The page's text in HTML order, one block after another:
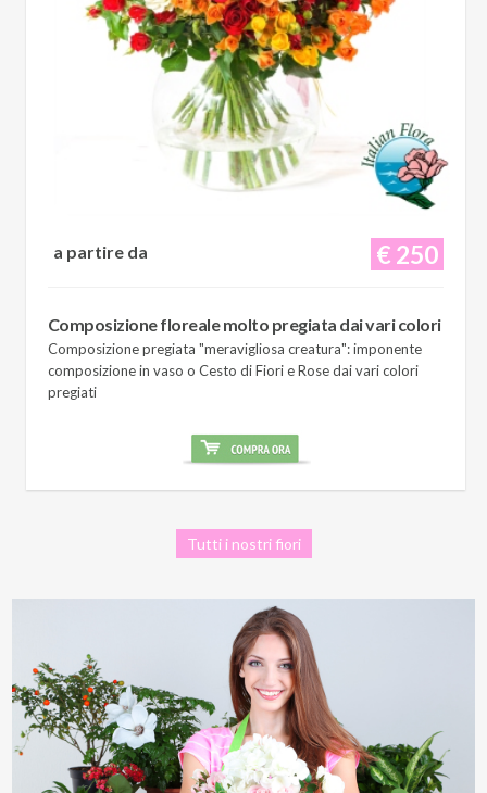
€ 250
a partire da
Composizione floreale molto pregiata dai vari colori
Composizione pregiata "meravigliosa creatura": imponente
composizione in vaso o Cesto di Fiori e Rose dai vari colori
pregiati
Tutti i nostri fiori